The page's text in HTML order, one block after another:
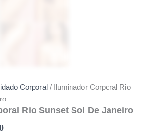
Corporal / Iluminador Corporal Rio
Rio Sunset Sol De Janeiro